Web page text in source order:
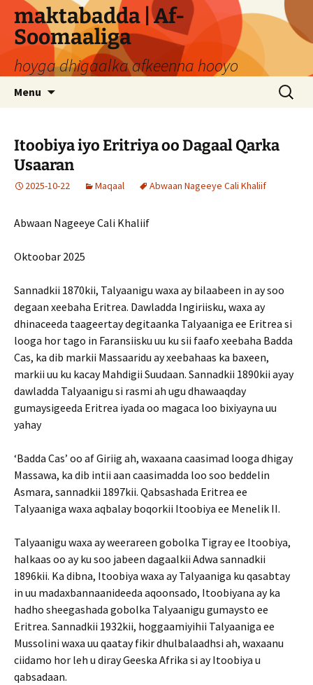
Skip
content
maktabadda | Af-
Soomaaliga
hoyga dhigaalka afkeenna hooyo
Menu
Search
for:
Itoobiya iyo Eritriya oo Dagaal Qarka
Usaaran
2025-10-22 Maqaal Abwaan Nageeye Cali Khaliif
Abwaan Nageeye Cali Khaliif
Oktoobar 2025
Sannadkii 1870kii, Talyaanigu waxa ay bilaabeen in ay soo
degaan xeebaha Eritrea. Dawladda Ingiriisku, waxa ay
dhinaceeda taageertay degitaanka Talyaaniga ee Eritrea si
looga hor tago in Faransiisku uu ku sii faafo xeebaha Badda
Cas, ka dib markii Massaaridu ay xeebahaas ka baxeen,
markii uu ku kacay Mahdigii Suudaan. Sannadkii 1890kii ayay
dawladda Talyaanigu si rasmi ah ugu dhawaaqday
gumaysigeeda Eritrea iyada oo magaca loo bixiyayna uu
yahay
‘Badda Cas’ oo af Giriig ah, waxaana caasimad looga dhigay
Massawa, ka dib intii aan caasimadda loo soo beddelin
Asmara, sannadkii 1897kii. Qabsashada Eritrea ee
Talyaaniga waxa aqbalay boqorkii Itoobiya ee Menelik II.
Talyaanigu waxa ay weerareen gobolka Tigray ee Itoobiya,
halkaas oo ay ku soo jabeen dagaalkii Adwa sannadkii
1896kii. Ka dibna, Itoobiya waxa ay Talyaaniga ku qasabtay
in uu madaxbannaanideeda aqoonsado, Itoobiyana ay ka
hadho sheegashada gobolka Talyaanigu gumaysto ee
Eritrea. Sannadkii 1932kii, hoggaamiyihii Talyaaniga ee
Mussolini waxa uu qaatay fikir dhulbalaadhsi ah, waxaanu
ciidamo hor leh u diray Geeska Afrika si ay Itoobiya u
qabsadaan.